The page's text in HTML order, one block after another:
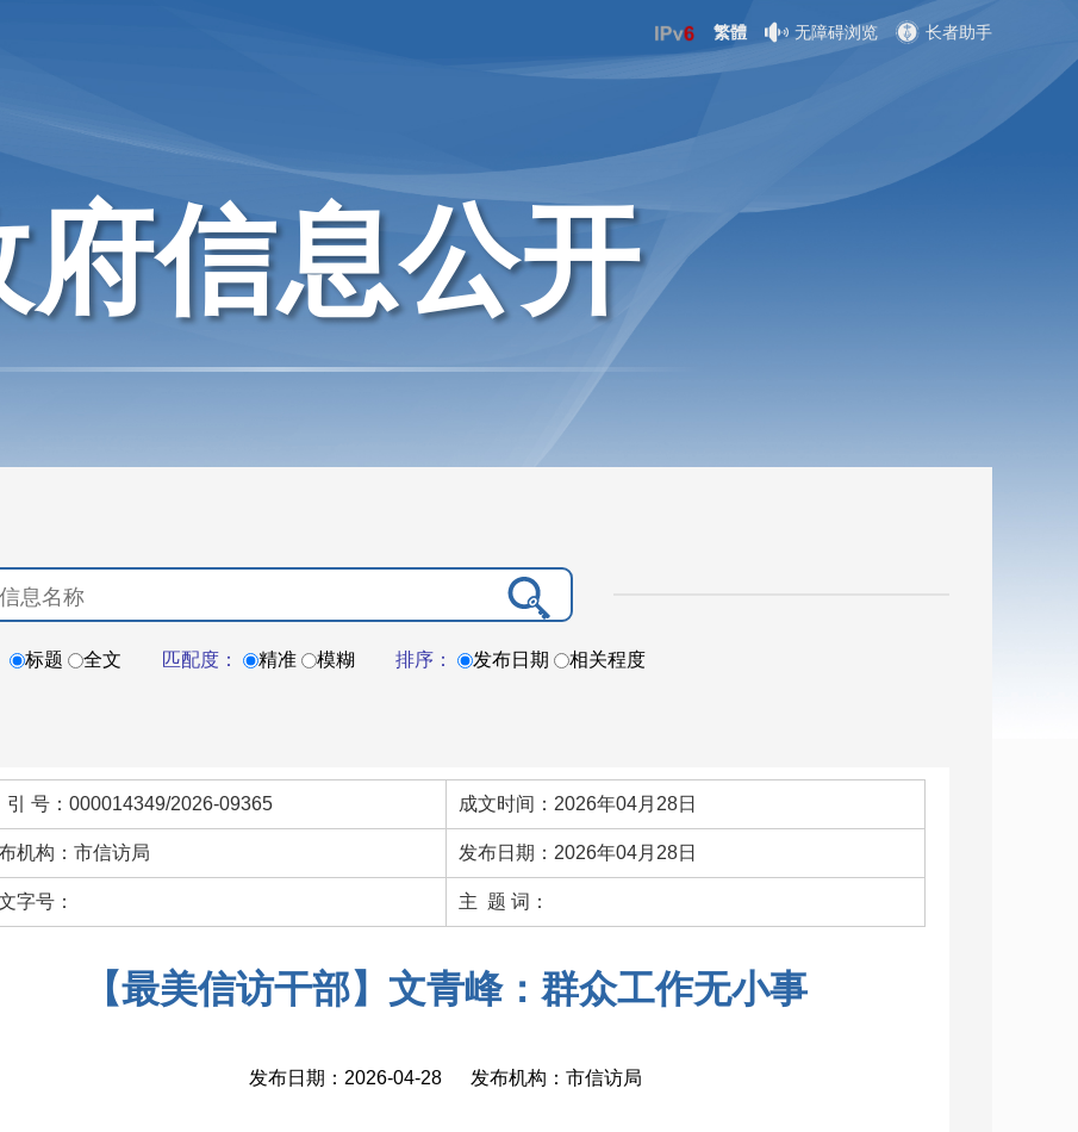
繁體 无障碍浏览 长者助手
府信息公开
标题 全文 匹配度： 精准 模糊 排序： 发布日期 相关程度
号：000014349/2026-09365 成文时间：2026年04月28日
机构：市信访局 发布日期：2026年04月28日
字号： 主 题 词：
【最美信访干部】文青峰：群众工作无小事
发布日期：2026-04-28 发布机构：市信访局